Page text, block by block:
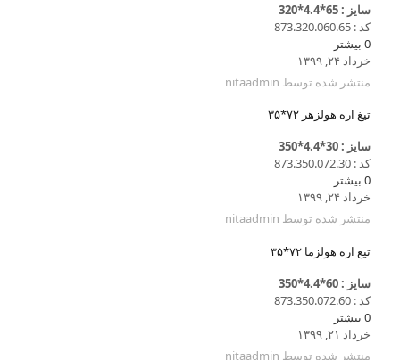
سایز : 65*4.4*320
کد : 873.320.060.65
0 بیشتر
خرداد ۲۴, ۱۳۹۹
منتشر شده توسط nitaadmin
تیغ اره هولزهر ۷۲*۳۵
سایز : 30*4.4*350
کد : 873.350.072.30
0 بیشتر
خرداد ۲۴, ۱۳۹۹
منتشر شده توسط nitaadmin
تیغ اره هولزما ۷۲*۳۵
سایز : 60*4.4*350
کد : 873.350.072.60
0 بیشتر
خرداد ۲۱, ۱۳۹۹
منتشر شده توسط nitaadmin